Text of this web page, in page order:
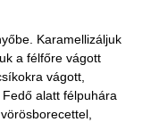
Karamellizáljuk
a félfőre vágott
vágott,
alatt félpuhára